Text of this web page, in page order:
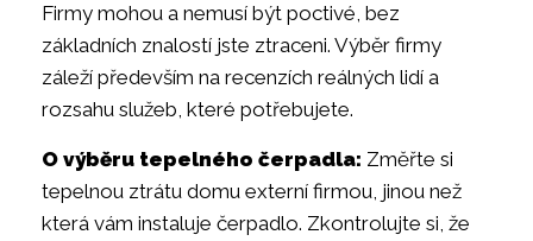
Firmy mohou a nemusí být poctivé, bez
základních znalostí jste ztraceni. Výběr firmy
záleží především na recenzích reálných lidí a
rozsahu služeb, které potřebujete.
O výběru tepelného čerpadla: Změřte si
tepelnou ztrátu domu externí firmou, jinou než
která vám instaluje čerpadlo. Zkontrolujte si, že